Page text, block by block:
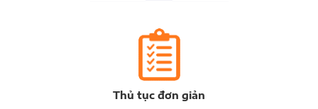
Thủ tục đơn giản